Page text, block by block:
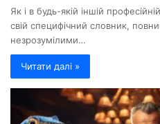
Як і в будь-якій іншій
свій специфічний словник,
незрозумілими…
Читати далі »